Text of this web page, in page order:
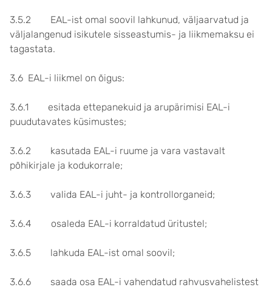
3.5.2 EAL-ist omal soovil lahkunud, väljaarvatud ja
väljalangenud isikutele sisseastumis- ja liikmemaksu ei
tagastata.
3.6 EAL-i liikmel on õigus:
3.6.1 esitada ettepanekuid ja arupärimisi EAL-i
puudutavates küsimustes;
3.6.2 kasutada EAL-i ruume ja vara vastavalt
põhikirjale ja kodukorrale;
3.6.3 valida EAL-i juht- ja kontrollorganeid;
3.6.4 osaleda EAL-i korraldatud üritustel;
3.6.5 lahkuda EAL-ist omal soovil;
3.6.6 saada osa EAL-i vahendatud rahvusvahelistest